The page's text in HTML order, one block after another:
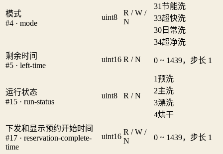
模式
#4 · mode
uint8
R / W /
N
31节能洗
33超快洗
30 日常洗
34超净洗
剩余时间
#5 · left-time
uint16 R / N 0 ~ 1439，步长 1
运行状态
#15 · run-status
uint8 R / N
1预洗
2主洗
3漂洗
4烘干
下发和显示预约开始时间
#17 · reservation-complete-
time
uint16
R / W /
N
0 ~ 1439，步长 1